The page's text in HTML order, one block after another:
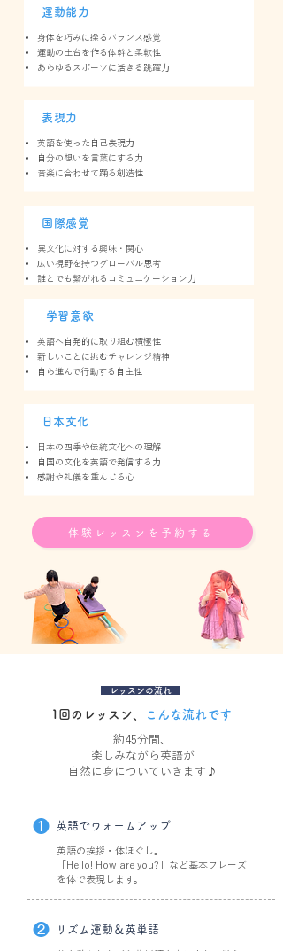
運動能力
身体を巧みに操るバランス感覚
運動の土台を作る体幹と柔軟性
あらゆるスポーツに活きる跳躍力
表現力
英語を使った自己表現力
自分の想いを言葉にする力
音楽に合わせて踊る創造性
国際感覚
異文化に対する興味・関心
広い視野を持つグローバル思考
誰とでも繋がれるコミュニケーション力
学習意欲
英語へ自発的に取り組む積極性
新しいことに挑むチャレンジ精神
自ら進んで行動する自主性
​日本文化
日本の四季や伝統文化への理解
自国の文化を英語で発信する力
感謝や礼儀を重んじる心
体験レッスンを予約する
レッスンの流れ
1回のレッスン、 こんな流れです
約45分間、
楽しみながら英語が
自然に身についていきます♪
❶ 英語でウォームアップ
英語の挨拶・体ほぐし。
「Hello! How are you?」など基本フレーズ
を体で表現します。
❷ リズム運動＆英単語